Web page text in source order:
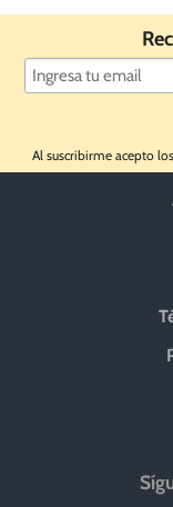
Al suscribirme acepto los